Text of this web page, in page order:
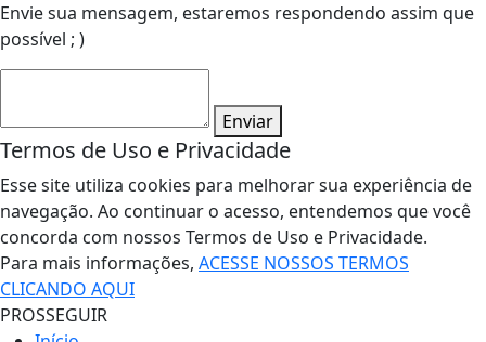
Envie sua mensagem, estaremos respondendo assim que
possível ; )
Enviar
Termos de Uso e Privacidade
Esse site utiliza cookies para melhorar sua experiência de
navegação. Ao continuar o acesso, entendemos que você
concorda com nossos Termos de Uso e Privacidade.
Para mais informações, ACESSE NOSSOS TERMOS
CLICANDO AQUI
PROSSEGUIR